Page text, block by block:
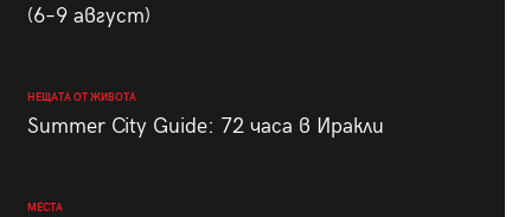
(6–9 август)
НЕЩАТА ОТ ЖИВОТА
Summer City Guide: 72 часа в Иракли
МЕСТА